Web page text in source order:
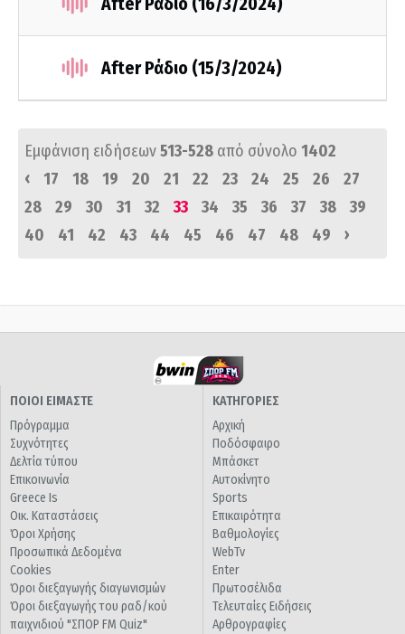
After Ράδιο (15/3/2024)
Εμφάνιση ειδήσεων513-528 από σύνολο 1402
‹
17 18 19 20 21 22 23 24 25 26
27
28
29 30 31 32 33 34 35 36 37 38
39
40
41 42 43 44 45 46 47 48 49 ›
ΠΟΙΟΙ ΕΙΜΑΣΤΕ
Πρόγραμμα
Συχνότητες
Δελτία τύπου
Επικοινωνία
Greece Is
Οικ. Καταστάσεις
Όροι Χρήσης
Προσωπικά Δεδομένα
Cookies
Όροι διεξαγωγής διαγωνισμών
Όροι διεξαγωγής του ραδ/κού
παιχνιδιού "ΣΠΟΡ FM Quiz"
ΚΑΤΗΓΟΡΙΕΣ
Αρχική
Ποδόσφαιρο
Μπάσκετ
Αυτοκίνητο
Sports
Επικαιρότητα
Βαθμολογίες
WebTv
Enter
Πρωτοσέλιδα
Τελευταίες Ειδήσεις
Αρθρογραφίες